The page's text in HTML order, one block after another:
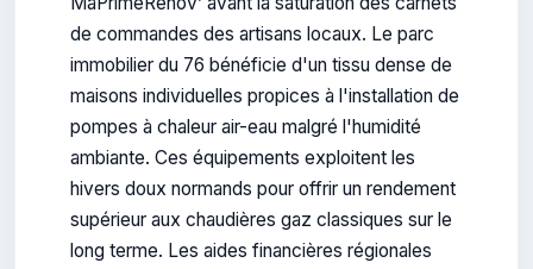
de commandes des artisans locaux. Le parc
immobilier du 76 bénéficie d'un tissu dense de
maisons individuelles propices à l'installation de
pompes à chaleur air-eau malgré l'humidité
ambiante. Ces équipements exploitent les
hivers doux normands pour offrir un rendement
supérieur aux chaudières gaz classiques sur le
long terme. Les aides financières régionales